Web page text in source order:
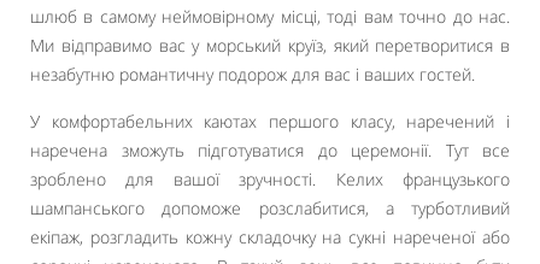
шлюб в самому неймовірному місці, тоді вам точно до нас.
Ми відправимо вас у морський круїз, який перетворитися в
незабутню романтичну подорож для вас і ваших гостей.
У комфортабельних каютах першого класу, наречений і
наречена зможуть підготуватися до церемонії. Тут все
зроблено для вашої зручності. Келих французького
шампанського допоможе розслабитися, а турботливий
екіпаж, розгладить кожну складочку на сукні нареченої або